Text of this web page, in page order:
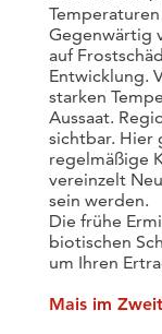
Gegenwärtig
auf
Entwicklung.
starken
Aussaat.
sichtbar. Hier
regelmäßige
vereinzelt
sein werden.
Die frühe
biotischen
um Ihren
Mais im